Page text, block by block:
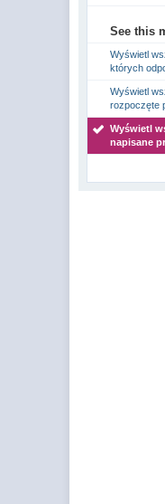
See this
Wyświetl
których
Wyświetl
rozpoczęte
Wyświetl
napisane